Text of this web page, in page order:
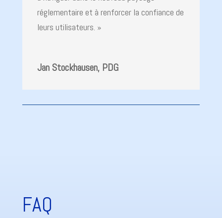
réglementaire et à renforcer la confiance de
leurs utilisateurs. »
Jan Stockhausen, PDG
FAQ